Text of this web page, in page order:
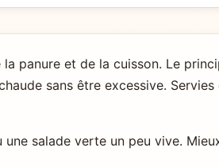
panure et de la cuisson. Le
sans être excessive.
salade verte un peu vive.